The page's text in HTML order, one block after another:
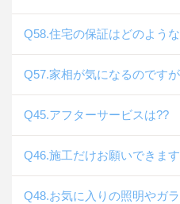
Q58.住宅の保証はどのよう
Q57.家相が気になるのです
Q45.アフターサービスは??
Q46.施工だけお願いできま
Q48.お気に入りの照明やガ